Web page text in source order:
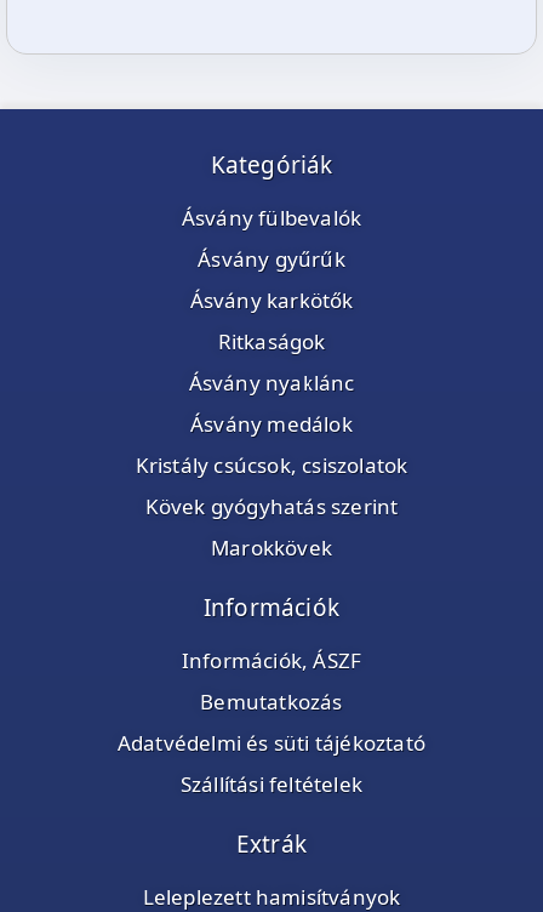
Kategóriák
Ásvány fülbevalók
Ásvány gyűrűk
Ásvány karkötők
Ritkaságok
Ásvány nyaklánc
Ásvány medálok
Kristály csúcsok, csiszolatok
Kövek gyógyhatás szerint
Marokkövek
Információk
Információk, ÁSZF
Bemutatkozás
Adatvédelmi és süti tájékoztató
Szállítási feltételek
Extrák
Leleplezett hamisítványok